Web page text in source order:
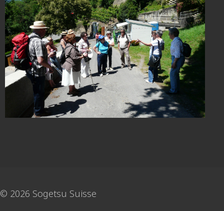
© 2026 Sogetsu Suisse